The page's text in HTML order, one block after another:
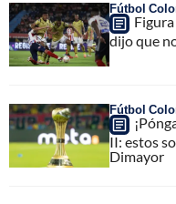
Fútbol
dijo que
Fútbol
II: estos
Dimayor